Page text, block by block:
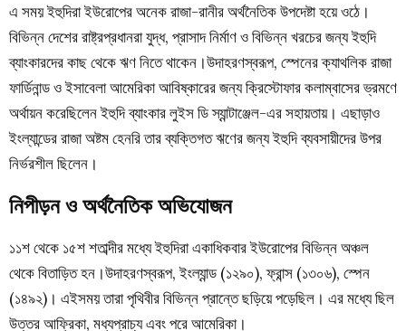
এ সময় ইহুদিরা ইউরোপের অনেক রাজা-রানীর অর্থনৈতিক উপদেষ্টা হয়ে ওঠে।
বিভিন্ন দেশের রাষ্ট্রপ্রধানরা যুদ্ধ, প্রাসাদ নির্মাণ ও বিভিন্ন খরচের জন্য ইহুদি
ব্যাংকারদের কাছ থেকে ঋণ নিতে থাকেন।উদাহরণস্বরূপ, স্পেনের ক্যাথলিক রাজা
ফার্ডিনান্ড ও ইসাবেলা আমেরিকা আবিষ্কারের জন্য ক্রিস্টোফার কলাম্বাসের ভ্রমণে
অর্থায়ন করেছিলেন ইহুদি ব্যাংকার লুইস ডি স্যান্টাঞ্জেল-এর সহায়তায়। এছাড়াও
ইংল্যান্ডের রাজা অষ্টম হেনরি তার ব্যক্তিগত ঋণের জন্য ইহুদি ব্যবসায়ীদের উপর
নির্ভরশীল ছিলেন।
নিপীড়ন ও অর্থনৈতিক অভিযোজন
১১শ থেকে ১৫শ শতাব্দীর মধ্যে ইহুদিরা একাধিকবার ইউরোপের বিভিন্ন অঞ্চল
থেকে বিতাড়িত হন।উদাহরণস্বরূপ, ইংল্যান্ড (১২৯০), ফ্রান্স (১৩০৬), স্পেন
(১৪৯২)। এইসময় তারা পৃথিবীর বিভিন্ন প্রান্তে ছড়িয়ে পড়েছিল। এর মধ্যে ছিল
উত্তর আফ্রিকা, মধ্যপ্রাচ্য এবং পরে আমেরিকা।